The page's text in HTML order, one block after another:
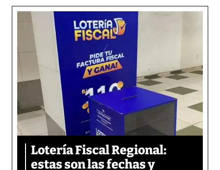
Lotería Fiscal Regional:
estas son las fechas y